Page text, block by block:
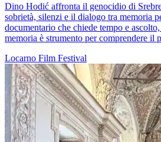
Dino Hodić affronta il genocidio di
sobrietà, silenzi e il dialogo tra memoria
documentario che chiede tempo e
memoria è strumento per comprendere il
Locarno Film Festival